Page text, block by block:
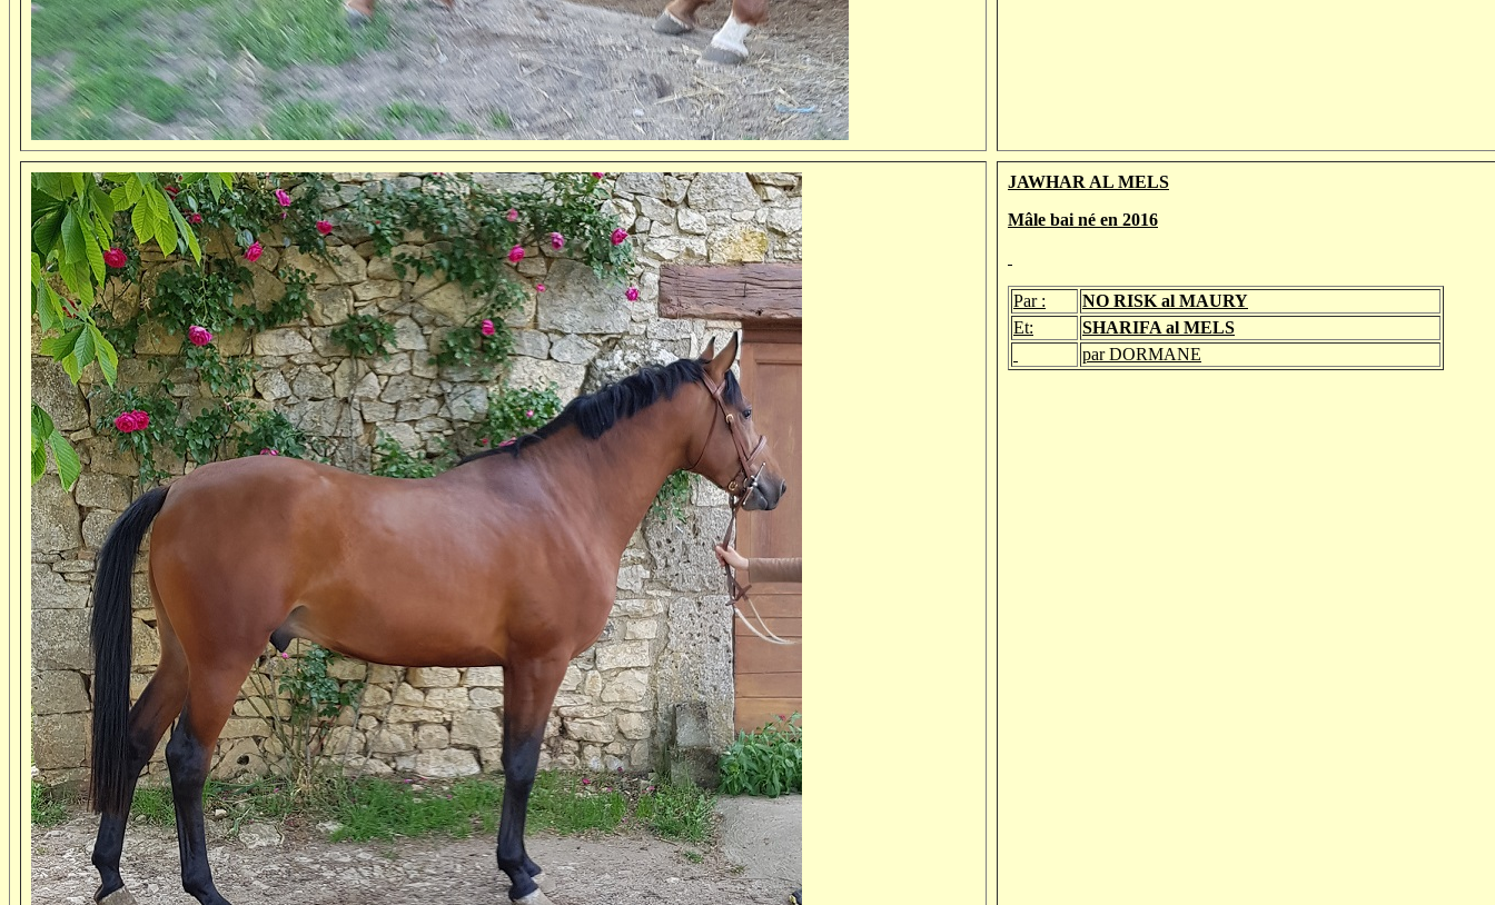
JAWHAR AL MELS
Mâle bai né en 2016
Par :
NO RISK al MAURY
Et:
SHARIFA al MELS
par DORMANE